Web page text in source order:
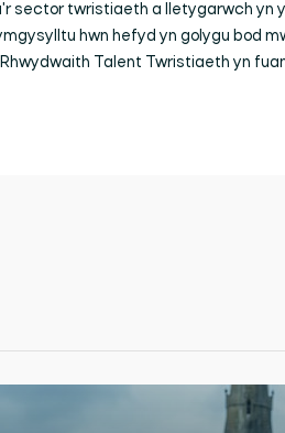
sector twristiaeth a lletygarwch yn
hwn hefyd yn golygu bod
Talent Twristiaeth yn